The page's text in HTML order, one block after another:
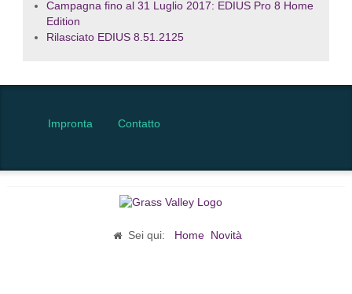
Campagna fino al 31 Luglio 2017: EDIUS Pro 8 Home
Edition
Rilasciato EDIUS 8.51.2125
Impronta Contatto
Sei qui: Home Novità